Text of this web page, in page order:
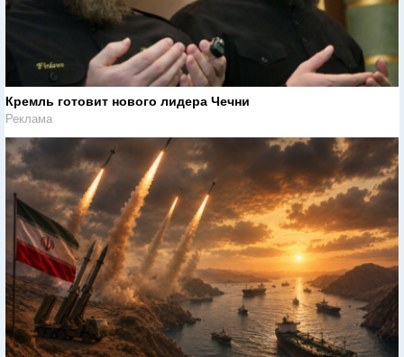
Кремль готовит нового лидера Чечни
Реклама